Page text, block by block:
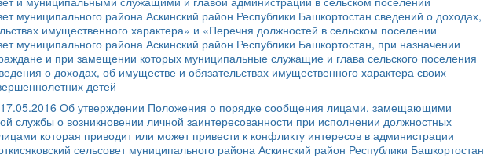
муниципального района Аскинский район Республики Башкортостан сведений о доходах,
имущественного характера» и «Перечня должностей в сельском поселении
муниципального района Аскинский район Республики Башкортостан, при назначении
и при замещении которых муниципальные служащие и глава сельского поселения
о доходах, об имуществе и обязательствах имущественного характера своих
детей
Об утверждении Положения о порядке сообщения лицами, замещающими
службы о возникновении личной заинтересованности при исполнении должностных
которая приводит или может привести к конфликту интересов в администрации
сельсовет муниципального района Аскинский район Республики Башкортостан